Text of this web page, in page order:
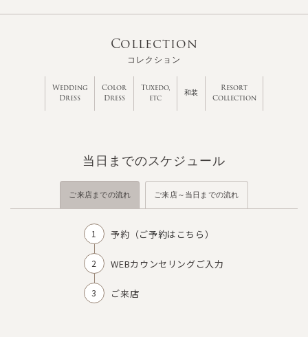
Collection
コレクション
Wedding
Dress
Color
Dress
Tuxedo,
etc
和装
Resort
Collection
当日までのスケジュール
ご来店までの流れ ご来店～当日までの流れ
予約（ご予約はこちら）
WEBカウンセリングご入力
ご来店